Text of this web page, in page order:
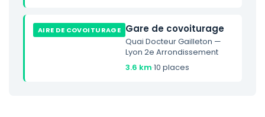
AIRE DE COVOITURAGE Gare de covoiturage
Quai Docteur Gailleton —
Lyon 2e Arrondissement
3.6 km·10 places